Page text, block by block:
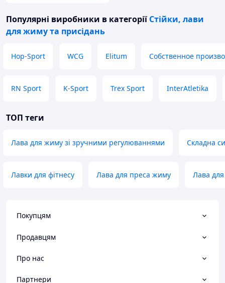
Популярні виробники в категорії Стійки, лави
для жиму та присідань
Hop-Sport WCG Elitum Собственное
RN Sport K-Sport Trex Sport InterAtletika
ТОП теги
Лава для жиму зі зручними регулюваннями Складна
Лавки для фітнесу Лава для преса жиму Лава
Покупцям
Продавцям
Про нас
Партнери